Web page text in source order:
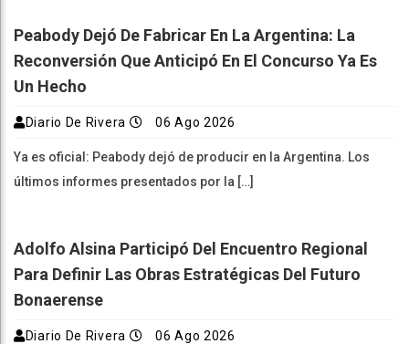
Peabody Dejó De Fabricar En La Argentina: La
Reconversión Que Anticipó En El Concurso Ya Es
Un Hecho
Diario De Rivera 06 Ago 2026
Ya es oficial: Peabody dejó de producir en la Argentina. Los
últimos informes presentados por la […]
Adolfo Alsina Participó Del Encuentro Regional
Para Definir Las Obras Estratégicas Del Futuro
Bonaerense
Diario De Rivera 06 Ago 2026